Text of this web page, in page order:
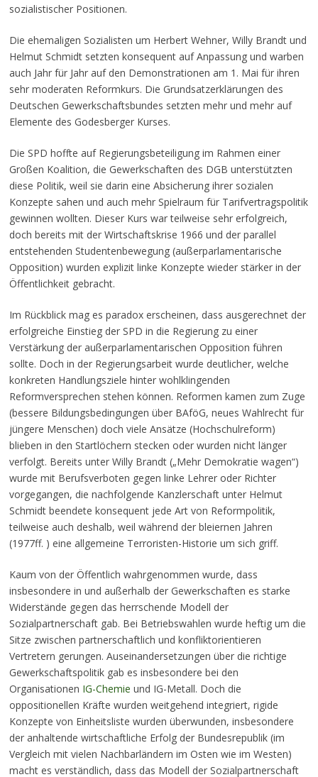
sozialistischer Positionen.
Die ehemaligen Sozialisten um Herbert Wehner, Willy Brandt und
Helmut Schmidt setzten konsequent auf Anpassung und warben
auch Jahr für Jahr auf den Demonstrationen am 1. Mai für ihren
sehr moderaten Reformkurs. Die Grundsatzerklärungen des
Deutschen Gewerkschaftsbundes setzten mehr und mehr auf
Elemente des Godesberger Kurses.
Die SPD hoffte auf Regierungsbeteiligung im Rahmen einer
Großen Koalition, die Gewerkschaften des DGB unterstützten
diese Politik, weil sie darin eine Absicherung ihrer sozialen
Konzepte sahen und auch mehr Spielraum für Tarifvertragspolitik
gewinnen wollten. Dieser Kurs war teilweise sehr erfolgreich,
doch bereits mit der Wirtschaftskrise 1966 und der parallel
entstehenden Studentenbewegung (außerparlamentarische
Opposition) wurden explizit linke Konzepte wieder stärker in der
Öffentlichkeit gebracht.
Im Rückblick mag es paradox erscheinen, dass ausgerechnet der
erfolgreiche Einstieg der SPD in die Regierung zu einer
Verstärkung der außerparlamentarischen Opposition führen
sollte. Doch in der Regierungsarbeit wurde deutlicher, welche
konkreten Handlungsziele hinter wohlklingenden
Reformversprechen stehen können. Reformen kamen zum Zuge
(bessere Bildungsbedingungen über BAföG, neues Wahlrecht für
jüngere Menschen) doch viele Ansätze (Hochschulreform)
blieben in den Startlöchern stecken oder wurden nicht länger
verfolgt. Bereits unter Willy Brandt („Mehr Demokratie wagen“)
wurde mit Berufsverboten gegen linke Lehrer oder Richter
vorgegangen, die nachfolgende Kanzlerschaft unter Helmut
Schmidt beendete konsequent jede Art von Reformpolitik,
teilweise auch deshalb, weil während der bleiernen Jahren
(1977ff. ) eine allgemeine Terroristen-Historie um sich griff.
Kaum von der Öffentlich wahrgenommen wurde, dass
insbesondere in und außerhalb der Gewerkschaften es starke
Widerstände gegen das herrschende Modell der
Sozialpartnerschaft gab. Bei Betriebswahlen wurde heftig um die
Sitze zwischen partnerschaftlich und konfliktorientieren
Vertretern gerungen. Auseinandersetzungen über die richtige
Gewerkschaftspolitik gab es insbesondere bei den
Organisationen IG-Chemie und IG-Metall. Doch die
oppositionellen Kräfte wurden weitgehend integriert, rigide
Konzepte von Einheitsliste wurden überwunden, insbesondere
der anhaltende wirtschaftliche Erfolg der Bundesrepublik (im
Vergleich mit vielen Nachbarländern im Osten wie im Westen)
macht es verständlich, dass das Modell der Sozialpartnerschaft